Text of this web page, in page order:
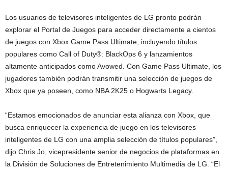
Los usuarios de televisores inteligentes de LG pronto podrán
explorar el Portal de Juegos para acceder directamente a cientos
de juegos con Xbox Game Pass Ultimate, incluyendo títulos
populares como Call of Duty®: BlackOps 6 y lanzamientos
altamente anticipados como Avowed. Con Game Pass Ultimate, los
jugadores también podrán transmitir una selección de juegos de
Xbox que ya poseen, como NBA 2K25 o Hogwarts Legacy.
“Estamos emocionados de anunciar esta alianza con Xbox, que
busca enriquecer la experiencia de juego en los televisores
inteligentes de LG con una amplia selección de títulos populares”,
dijo Chris Jo, vicepresidente senior de negocios de plataformas en
la División de Soluciones de Entretenimiento Multimedia de LG. “El